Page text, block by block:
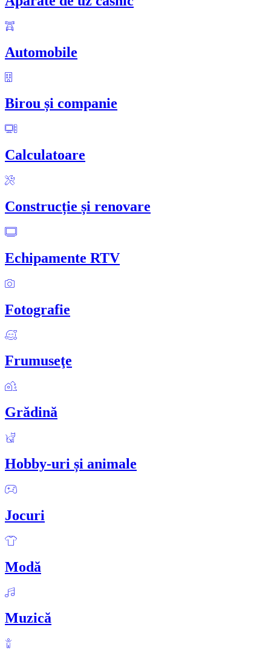
Automobile
Birou și companie
Calculatoare
Construcție și renovare
Echipamente RTV
Fotografie
Frumuseţe
Grădină
Hobby-uri și animale
Jocuri
Modă
Muzică